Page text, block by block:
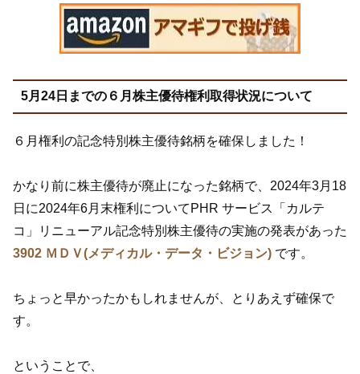
5月24日までの６月株主優待権利取得状況について
６月権利の記念特別株主優待銘柄を確保しました！
かなり前に株主優待が廃止になった銘柄で、2024年3月18
日に2024年6月末権利についてPHR サービス「カルテ
コ」リニューアル記念特別株主優待の実施の発表があった
3902 ＭＤＶ(メディカル・データ・ビジョン) です。
ちょっと早かったかもしれませんが、とりあえず確保で
す。
ということで、